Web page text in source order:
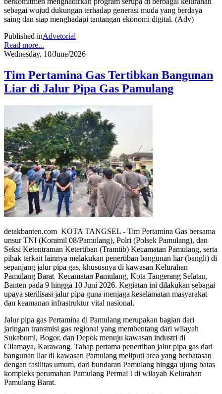
sebagai wujud dukungan terhadap generasi muda yang berdaya
saing dan siap menghadapi tantangan ekonomi digital. (Adv)
Published inAdvetorial
Read more...
Wednesday, 10/June/2026
Tim Pertamina Gas Tertibkan Bangunan
Liar di Jalur Pipa Gas Pamulang
detakbanten.com KOTA TANGSEL - Tim Pertamina Gas bersama
unsur TNI (Koramil 08/Pamulang), Polri (Polsek Pamulang), dan
Seksi Ketentraman Ketertiban (Tramtib) Kecamatan Pamulang, serta
pihak terkait lainnya melakukan penertiban bangunan liar (bangli) di
sepanjang jalur pipa gas, khususnya di kawasan Kelurahan
Pamulang Barat Kecamatan Pamulang, Kota Tangerang Selatan,
Banten pada 9 hingga 10 Juni 2026. Kegiatan ini dilakukan sebagai
upaya sterilisasi jalur pipa guna menjaga keselamatan masyarakat
dan keamanan infrastruktur vital nasional.
Jalur pipa gas Pertamina di Pamulang merupakan bagian dari
jaringan transmisi gas regional yang membentang dari wilayah
Sukabumi, Bogor, dan Depok menuju kawasan industri di
Cilamaya, Karawang. Tahap pertama penertiban jalur pipa gas dari
bangunan liar di kawasan Pamulang meliputi area yang berbatasan
dengan fasilitas umum, dari bundaran Pamulang hingga ujung batas
kompleks perumahan Pamulang Permai I di wilayah Kelurahan
Pamulang Barat.